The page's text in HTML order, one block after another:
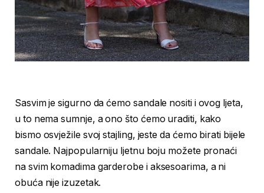
Sasvim je sigurno da ćemo sandale nositi i ovog ljeta,
u to nema sumnje, a ono što ćemo uraditi, kako
bismo osvježile svoj stajling, jeste da ćemo birati bijele
sandale. Najpopularniju ljetnu boju možete pronaći
na svim komadima garderobe i aksesoarima, a ni
obuća nije izuzetak.